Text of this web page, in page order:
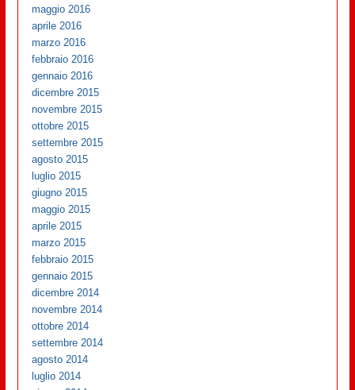
maggio 2016
aprile 2016
marzo 2016
febbraio 2016
gennaio 2016
dicembre 2015
novembre 2015
ottobre 2015
settembre 2015
agosto 2015
luglio 2015
giugno 2015
maggio 2015
aprile 2015
marzo 2015
febbraio 2015
gennaio 2015
dicembre 2014
novembre 2014
ottobre 2014
settembre 2014
agosto 2014
luglio 2014